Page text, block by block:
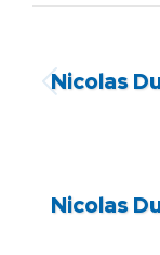
Nicolas
Nicolas